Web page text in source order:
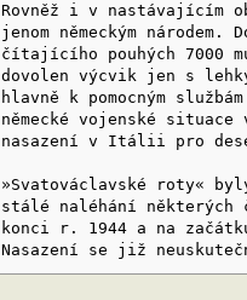
Rovněž i v nastávajícím
jenom německým
čítajícího pouhých 7000
dovolen výcvik jen s
hlavně k pomocným
německé vojenské
nasazení v Itálii pro
»Svatováclavské roty«
stálé naléhání některých
konci r. 1944 a na
Nasazení se již